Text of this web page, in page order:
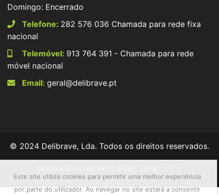
Domingo: Encerrado
Telefone: 282 576 036 Chamada para rede fixa
nacional
Telemóvel: 913 764 391 - Chamada para rede
móvel nacional
Email: geral@delibrave.pt
© 2024 Delibrave, Lda. Todos os direitos reservados.
Este site utiliza cookies para permitir uma melhor experiência
por parte do utilizador. Ao navegar no site estará a consentir